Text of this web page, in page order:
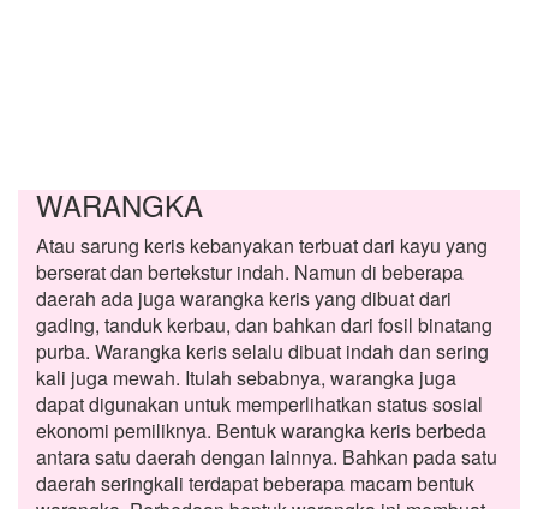
WARANGKA
Atau sarung keris kebanyakan terbuat dari kayu yang
berserat dan bertekstur indah. Namun di beberapa
daerah ada juga warangka keris yang dibuat dari
gading, tanduk kerbau, dan bahkan dari fosil binatang
purba. Warangka keris selalu dibuat indah dan sering
kali juga mewah. Itulah sebabnya, warangka juga
dapat digunakan untuk memperlihatkan status sosial
ekonomi pemiliknya. Bentuk warangka keris berbeda
antara satu daerah dengan lainnya. Bahkan pada satu
daerah seringkali terdapat beberapa macam bentuk